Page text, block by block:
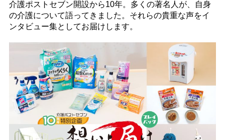
介護ポストセブン開設から10年。多くの著名人が、自身
の介護について語ってきました。それらの貴重な声をイ
ンタビュー集としてお届けします。